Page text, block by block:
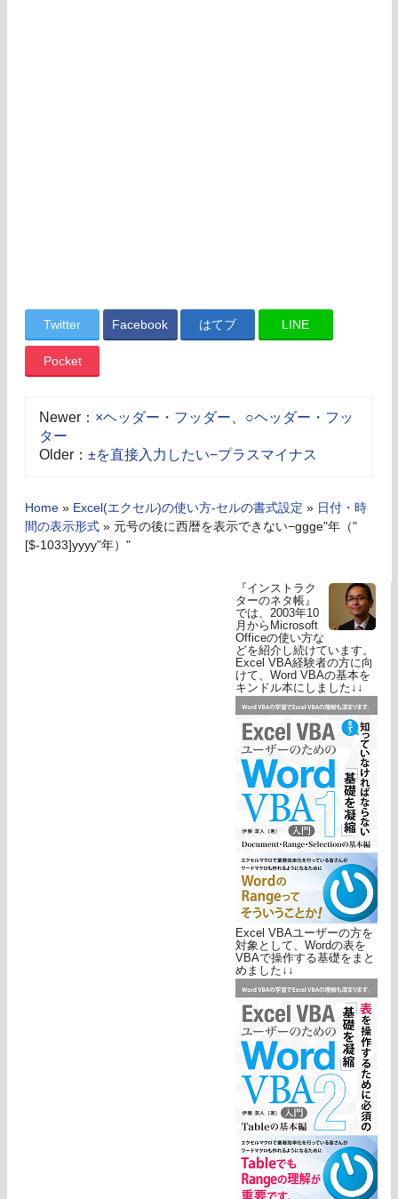
Twitter Facebook はてブ LINE
Pocket
Newer： ×ヘッダー・フッダー、○ヘッダー・フッ
ター
Older： ±を直接入力したい−プラスマイナス
Home » Excel(エクセル)の使い方-セルの書式設定 » 日付・時
間の表示形式 » 元号の後に西暦を表示できない−ggge"年（"
[$-1033]yyyy"年）"
『インストラク
ターのネタ帳』
では、2003年10
月からMicrosoft
Officeの使い方な
どを紹介し続けています。
Excel VBA経験者の方に向
けて、Word VBAの基本を
キンドル本にしました↓↓
Excel VBAユーザーの方を
対象として、Wordの表を
VBAで操作する基礎をまと
めました↓↓